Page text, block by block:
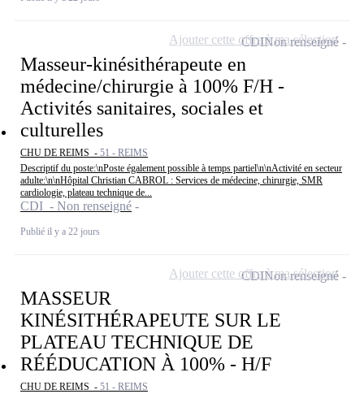
Masseur-kinésithérapeute en
médecine/chirurgie à 100% F/H -
Activités sanitaires, sociales et
culturelles
CHU DE REIMS - 51 - REIMS
Descriptif du poste:\nPoste également possible à temps partiel\n\nActivité en secteur
adulte:\n\nHôpital Christian CABROL : Services de médecine, chirurgie, SMR
cardiologie, plateau technique de...
CDI - Non renseigné
Publié il y a 22 jours
CDINon renseigné
Ajouter cette offre à ma sélection
MASSEUR
KINÉSITHÉRAPEUTE SUR LE
PLATEAU TECHNIQUE DE
RÉÉDUCATION À 100% - H/F
CHU DE REIMS - 51 - REIMS
CDINon renseigné
Ajouter cette offre à ma sélection